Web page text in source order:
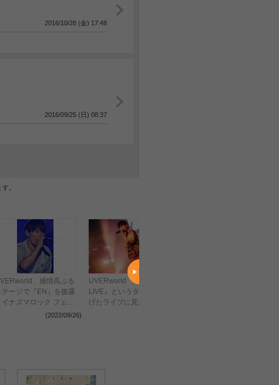
2016/10/28 (金) 17:48
2016/09/25 (日) 08:37
。
、感情高ぶる
テージで『EN』を披露
イナズマロック フェス
(2022/09/26)
UVERworld 『THE
LIVE』というタイトルを掲
げたライブに見た反骨精